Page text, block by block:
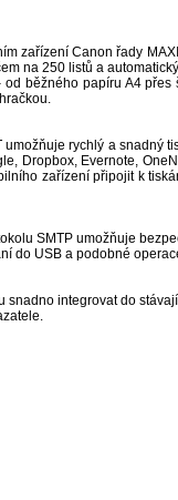
zařízení Canon řady
na 250 listů a
běžného papíru A4 přes
rychlý a snadný
Dropbox, Evernote,
zařízení připojit k
SMTP umožňuje
do USB a podobné
snadno integrovat do